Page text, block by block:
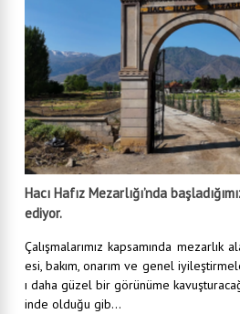
Hacı Hafız Mezarlığı’nda
ediyor.
Çalışmalarımız kapsamında mezarlık
esi, bakım, onarım ve genel
ı daha güzel bir görünüme
inde olduğu gib...